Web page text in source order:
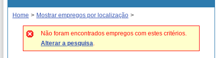
Home > Mostrar empregos por localização >
Não foram encontrados empregos com estes critérios.
Alterar a pesquisa.